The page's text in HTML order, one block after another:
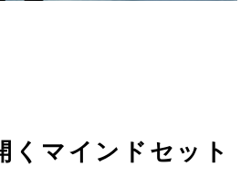
くマインドセット